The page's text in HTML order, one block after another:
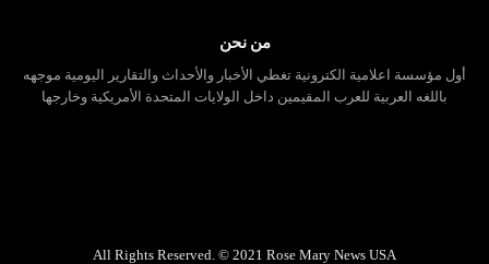
من نحن
أول مؤسسة اعلامية الكترونية تغطي الأخبار والأحداث والتقارير اليومية موجهه
باللغه العربية للعرب المقيمين داخل الولايات المتحدة الأمريكية وخارجها
All Rights Reserved. © 2021 Rose Mary News USA